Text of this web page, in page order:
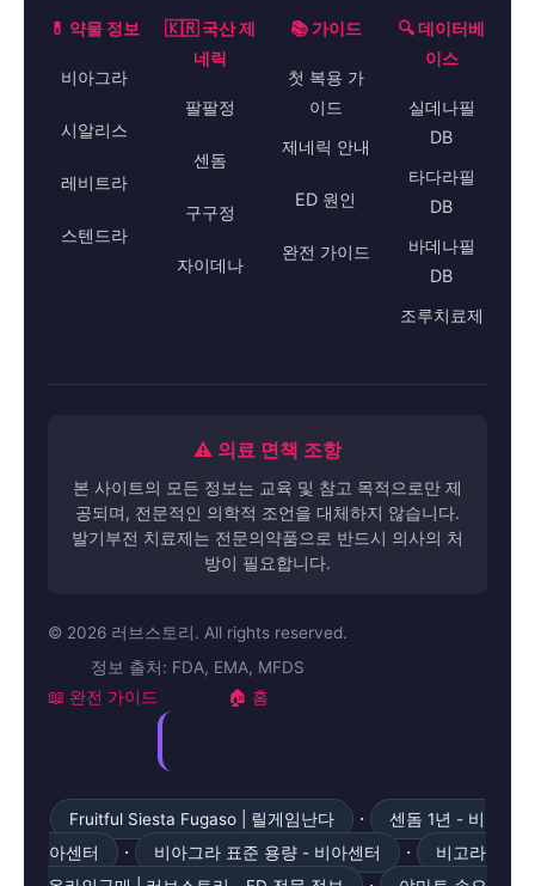
💊 약물 정보
비아그라
시알리스
레비트라
스텐드라
🇰🇷 국산 제
네릭
팔팔정
센돔
구구정
자이데나
📚 가이드
첫 복용 가
이드
제네릭 안내
ED 원인
완전 가이드
🔍 데이터베
이스
실데나필
DB
타다라필
DB
바데나필
DB
조루치료제
⚠️ 의료 면책 조항
본 사이트의 모든 정보는 교육 및 참고 목적으로만 제
공되며, 전문적인 의학적 조언을 대체하지 않습니다.
발기부전 치료제는 전문의약품으로 반드시 의사의 처
방이 필요합니다.
© 2026 러브스토리. All rights reserved.
정보 출처: FDA, EMA, MFDS
📖 완전 가이드 🏠 홈
Fruitful Siesta Fugaso | 릴게임난다 ·
센돔 1년 - 비
아센터
· 비아그라 표준 용량 - 비아센터 ·
비고라